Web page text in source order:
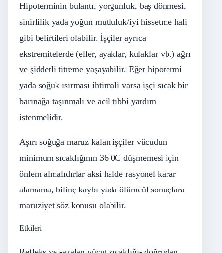
Hipoterminin bulantı, yorgunluk, baş dönmesi,
sinirlilik yada yoğun mutluluk/iyi hissetme hali
gibi belirtileri olabilir. İşçiler ayrıca
ekstremitelerde (eller, ayaklar, kulaklar vb.) ağrı
ve şiddetli titreme yaşayabilir. Eğer hipotermi
yada soğuk ısırması ihtimali varsa işçi sıcak bir
barınağa taşınmalı ve acil tıbbi yardım
istenmelidir.
Aşırı soğuğa maruz kalan işçiler vücudun
minimum sıcaklığının 36 0C düşmemesi için
önlem almalıdırlar aksi halde rasyonel karar
alamama, bilinç kaybı yada ölümcül sonuçlara
maruziyet söz konusu olabilir.
Etkileri